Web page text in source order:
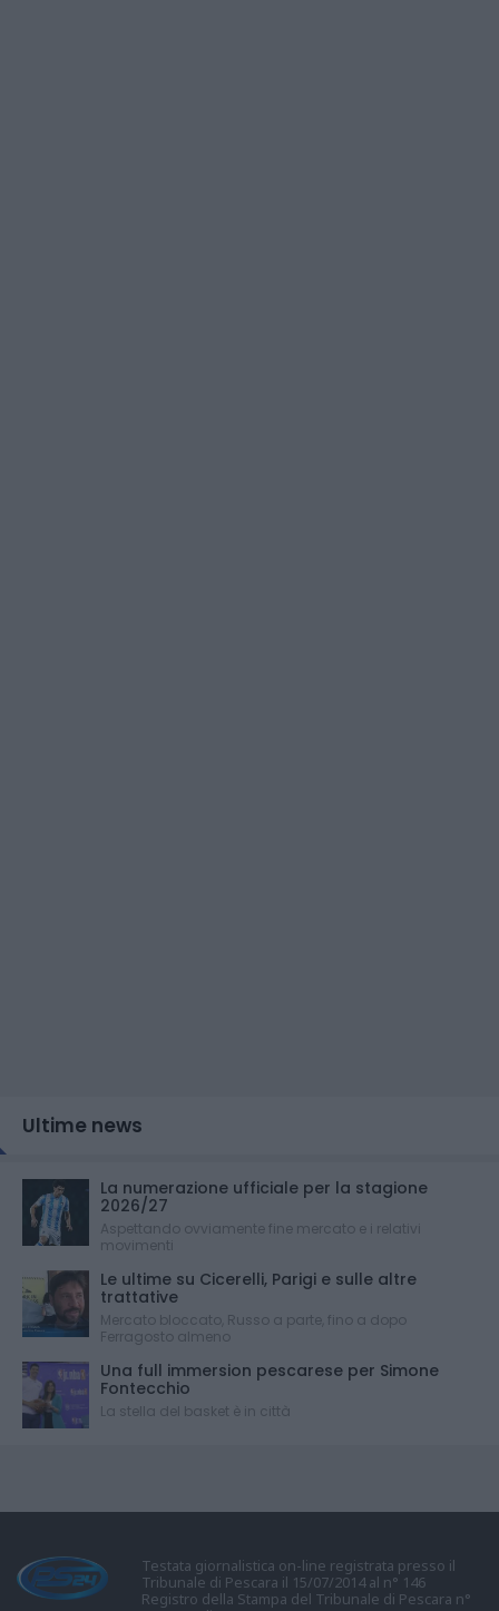
Ultime news
La numerazione ufficiale per la stagione
2026/27
Aspettando ovviamente fine mercato e i relativi
movimenti
Le ultime su Cicerelli, Parigi e sulle altre
trattative
Mercato bloccato, Russo a parte, fino a dopo
Ferragosto almeno
Una full immersion pescarese per Simone
Fontecchio
La stella del basket è in città
Testata giornalistica on-line registrata presso il
Tribunale di Pescara il 15/07/2014 al n° 146
Registro della Stampa del Tribunale di Pescara n°